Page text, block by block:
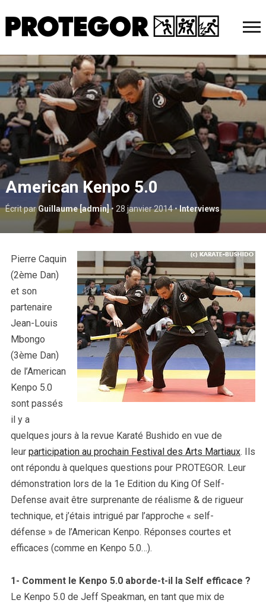
American Kenpo 5.0
Écrit parGuillaume [admin]• 28 janvier 2014•Interviews
Pierre Caquin
(2ème Dan)
et son
partenaire
Jean-Louis
Mbongo
(3ème Dan)
de l’American
Kenpo 5.0
sont passés
il y a
quelques jours à la revue Karaté Bushido en vue de
leur participation au prochain Festival des Arts Martiaux. Ils
ont répondu à quelques questions pour PROTEGOR. Leur
démonstration lors de la 1e Edition du King Of Self-
Defense avait être surprenante de réalisme & de rigueur
technique, et j’étais intrigué par l’approche « self-
défense » de l’American Kenpo. Réponses courtes et
efficaces (comme en Kenpo 5.0…).
1- Comment le Kenpo 5.0 aborde-t-il la Self efficace ?
Le Kenpo 5.0 de Jeff Speakman, en tant que mix de